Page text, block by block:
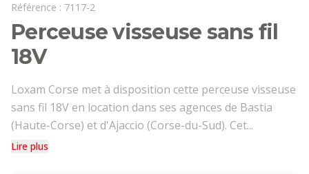
Référence : 7117-2
Perceuse visseuse sans fil
18V
Loxam Corse met à disposition cette perceuse visseuse
sans fil 18V en location dans ses agences de Bastia
(Haute-Corse) et d'Ajaccio (Corse-du-Sud). Cet...
Lire plus